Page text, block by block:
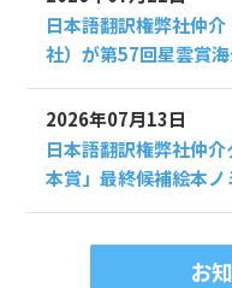
日本語翻訳権弊社仲
社）が第57回星雲賞
2026年07月13日
日本語翻訳権弊社仲
本賞」最終候補絵本
お